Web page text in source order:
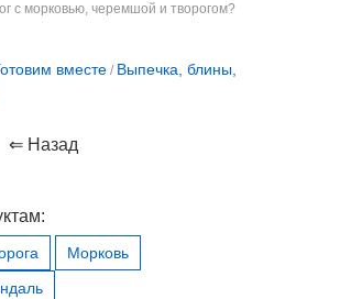
с морковью, черемшой и творогом?
вместе / Выпечка, блины,
⇐ Назад
Морковь